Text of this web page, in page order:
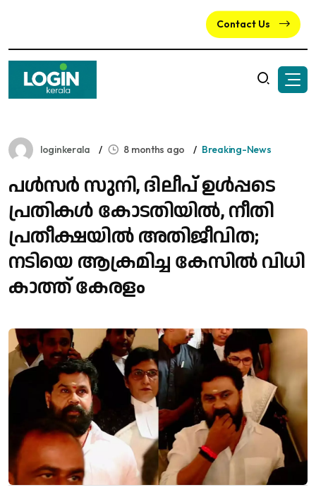
Contact Us
loginkerala 8 months ago Breaking-News
പള്‍സര്‍ സുനി, ദിലീപ് ഉൾപ്പടെ
പ്രതികൾ കോടതിയിൽ, നീതി
പ്രതീക്ഷയിൽ അതിജീവിത;
നടിയെ ആക്രമിച്ച കേസിൽ വിധി
കാത്ത് കേരളം